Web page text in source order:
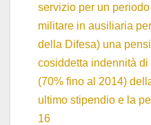
servizio per un periodo
militare in ausiliaria
della Difesa) una
cosiddetta indennità
(70% fino al 2014)
ultimo stipendio e la
16